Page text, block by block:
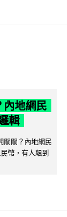
內地網民
輯
關關？內地網民
幣，有人飆到